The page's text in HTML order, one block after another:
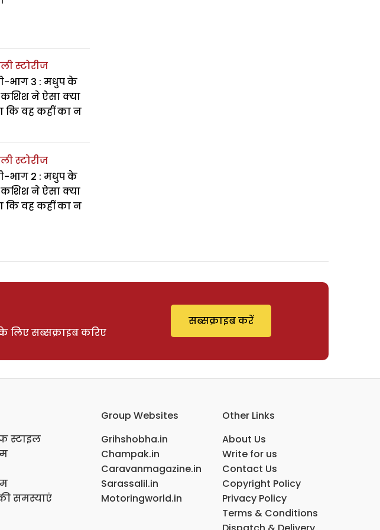
स्टोरीज
भाग 3 : मधुप के
ने ऐसा क्या
कि वह कहीं का न
स्टोरीज
भाग 2 : मधुप के
ने ऐसा क्या
कि वह कहीं का न
लिए सब्सक्राइब करिए
सब्सक्राइब करें
स्टाइल
समस्याएं
Group Websites
Grihshobha.in
Champak.in
Caravanmagazine.in
Sarassalil.in
Motoringworld.in
Other Links
About Us
Write for us
Contact Us
Copyright Policy
Privacy Policy
Terms & Conditions